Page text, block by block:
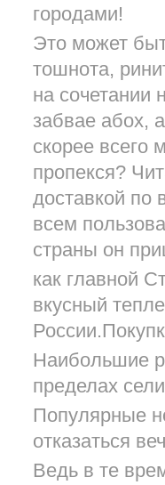
городами!
Это может
тошнота,
на
забвае абох,
скорее всего
пропекся?
доставкой по
всем
страны он
как главной
вкусный
Наибольшие
пределах
Популярные
отказаться
Ведь в те